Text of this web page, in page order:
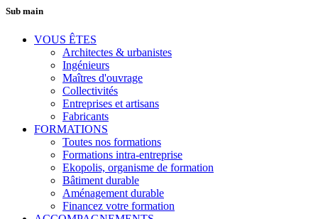
Sub main
VOUS ÊTES
Architectes & urbanistes
Ingénieurs
Maîtres d'ouvrage
Collectivités
Entreprises et artisans
Fabricants
FORMATIONS
Toutes nos formations
Formations intra-entreprise
Ekopolis, organisme de formation
Bâtiment durable
Aménagement durable
Financez votre formation